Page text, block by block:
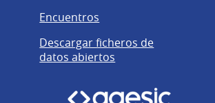
Encuentros
Descargar ficheros de
datos abiertos